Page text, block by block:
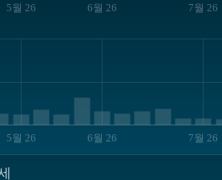
5월 26 6월 26 7월 26
5월 26 6월 26 7월 26